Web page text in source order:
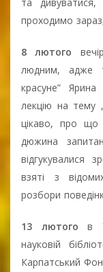
проходимо
8 лютого
людним, адже
красуне”
лекцію на тему
цікаво, про що
дюжина
відгукувалися
взяті з
розбори
13 лютого в
науковій
Карпатський